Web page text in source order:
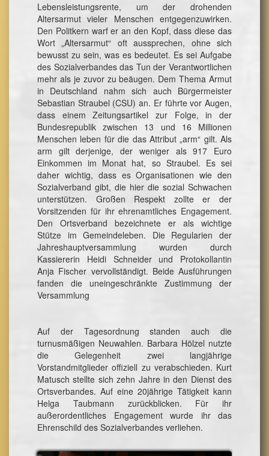
Lebensleistungsrente, um der drohenden
Altersarmut vieler Menschen entgegenzuwirken.
Den Politkern warf er an den Kopf, dass diese das
Wort „Altersarmut“ oft aussprechen, ohne sich
bewusst zu sein, was es bedeutet. Es sei Aufgabe
des Sozialverbandes das Tun der Verantwortlichen
mehr als je zuvor zu beäugen. Dem Thema Armut
in Deutschland nahm sich auch Bürgermeister
Sebastian Straubel (CSU) an. Er führte vor Augen,
dass einem Zeitungsartikel zur Folge, in der
Bundesrepublik zwischen 13 und 16 Millionen
Menschen leben für die das Attribut „arm“ gilt. Als
arm gilt derjenige, der weniger als 917 Euro
Einkommen im Monat hat, so Straubel. Es sei
daher wichtig, dass es Organisationen wie den
Sozialverband gibt, die hier die sozial Schwachen
unterstützen. Großen Respekt zollte er der
Vorsitzenden für ihr ehrenamtliches Engagement.
Den Ortsverband bezeichnete er als wichtige
Stütze im Gemeindeleben. Die Regularien der
Jahreshauptversammlung wurden durch
Kassiererin Heidi Schneider und Protokollantin
Anja Fischer vervollständigt. Beide Ausführungen
fanden die uneingeschränkte Zustimmung der
Versammlung
Auf der Tagesordnung standen auch die
turnusmäßigen Neuwahlen. Barbara Hölzel nutzte
die Gelegenheit zwei langjährige
Vorstandmitglieder offiziell zu verabschieden. Kurt
Matusch stellte sich zehn Jahre in den Dienst des
Ortsverbandes. Auf eine 20jährige Tätigkeit kann
Helga Taubmann zurückblicken. Für ihr
außerordentliches Engagement wurde ihr das
Ehrenschild des Sozialverbandes verliehen.